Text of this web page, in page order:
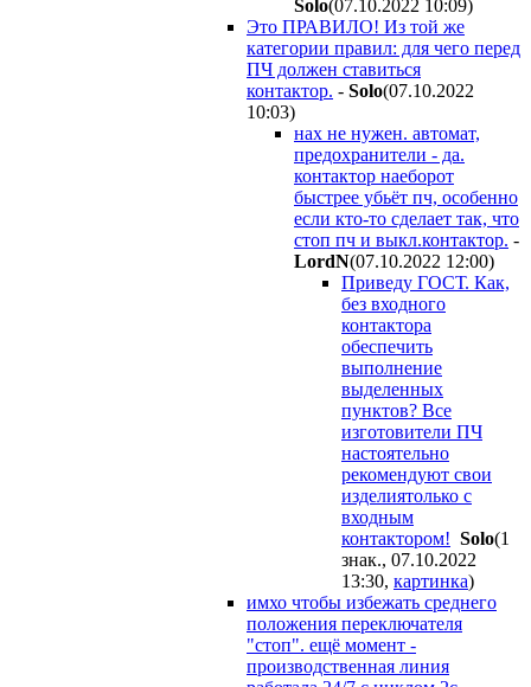
Solo(07.10.2022 10:09)
Это ПРАВИЛО! Из той же
категории правил: для чего перед
ПЧ должен ставиться
контактор. - Solo(07.10.2022
10:03)
нах не нужен. автомат,
предохранители - да.
контактор наеборот
быстрее убьёт пч, особенно
если кто-то сделает так, что
стоп пч и выкл.контактор. -
LordN(07.10.2022 12:00)
Приведу ГОСТ. Как,
без входного
контактора
обеспечить
выполнение
выделенных
пунктов? Все
изготовители ПЧ
настоятельно
рекомендуют свои
изделиятолько с
входным
контактором! Solo(1
знак., 07.10.2022
13:30, картинка)
имхо чтобы избежать среднего
положения переключателя
"стоп". ещё момент -
производственная линия